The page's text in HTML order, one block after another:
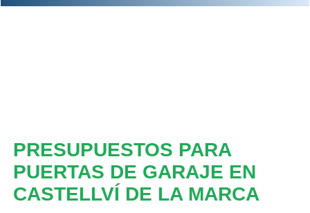
PRESUPUESTOS PARA
PUERTAS DE GARAJE EN
CASTELLVÍ DE LA MARCA